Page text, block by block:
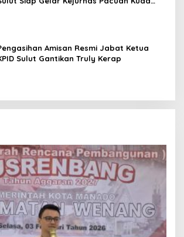
Amisan Resmi Jabat Ketua
Sulut Gantikan Truly Kerap